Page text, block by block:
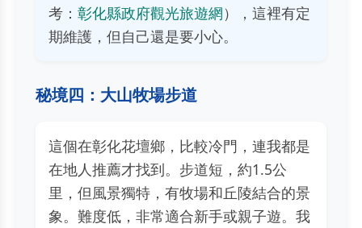
考： 彰化縣政府觀光旅遊網），這裡有定
期維護，但自己還是要小心。
秘境四：大山牧場步道
這個在彰化花壇鄉，比較冷門，連我都是
在地人推薦才找到。步道短，約1.5公
里，但風景獨特，有牧場和丘陵結合的景
象。難度低，非常適合新手或親子遊。我